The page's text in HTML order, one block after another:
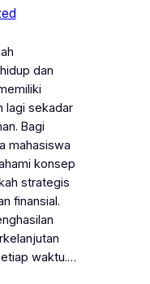
dan
lagi sekadar
Bagi
mahasiswa
konsep
strategis
finansial.
waktu.…